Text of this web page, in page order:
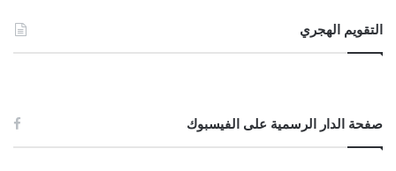
التقويم الهجري
صفحة الدار الرسمية على الفيسبوك